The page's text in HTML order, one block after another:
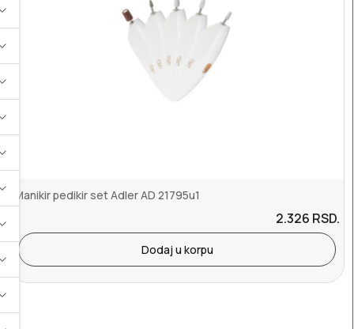
Manikir pedikir set Adler AD 21795u1
2.326 RSD.
Dodaj u korpu